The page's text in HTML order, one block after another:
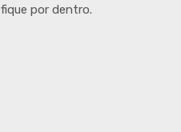
por dentro.